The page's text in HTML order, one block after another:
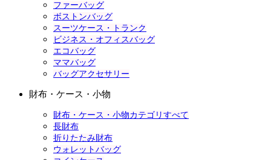
ファーバッグ
ボストンバッグ
スーツケース・トランク
ビジネス・オフィスバッグ
エコバッグ
ママバッグ
バッグアクセサリー
財布・ケース・小物
財布・ケース・小物カテゴリすべて
長財布
折りたたみ財布
ウォレットバッグ